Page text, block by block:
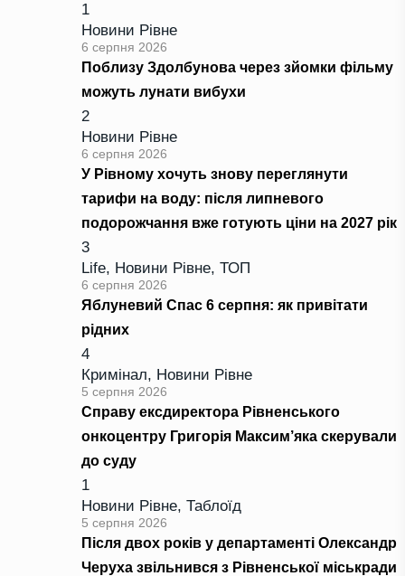
1
Новини Рівне
6 серпня 2026
Поблизу Здолбунова через зйомки фільму
можуть лунати вибухи
2
Новини Рівне
6 серпня 2026
У Рівному хочуть знову переглянути
тарифи на воду: після липневого
подорожчання вже готують ціни на 2027 рік
3
Life, Новини Рівне, ТОП
6 серпня 2026
Яблуневий Спас 6 серпня: як привітати
рідних
4
Кримінал, Новини Рівне
5 серпня 2026
Справу ексдиректора Рівненського
онкоцентру Григорія Максим’яка скерували
до суду
1
Новини Рівне, Таблоїд
5 серпня 2026
Після двох років у департаменті Олександр
Черуха звільнився з Рівненської міськради